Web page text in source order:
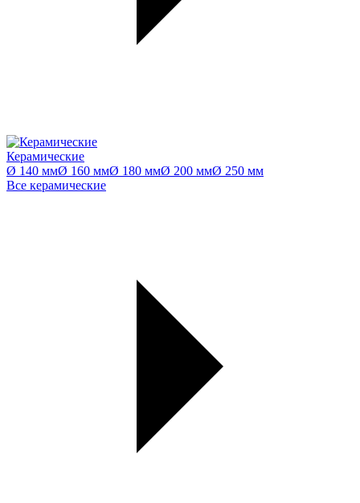
Керамические
Ø 140 ммØ 160 ммØ 180 ммØ 200 ммØ 250 мм
Все керамические